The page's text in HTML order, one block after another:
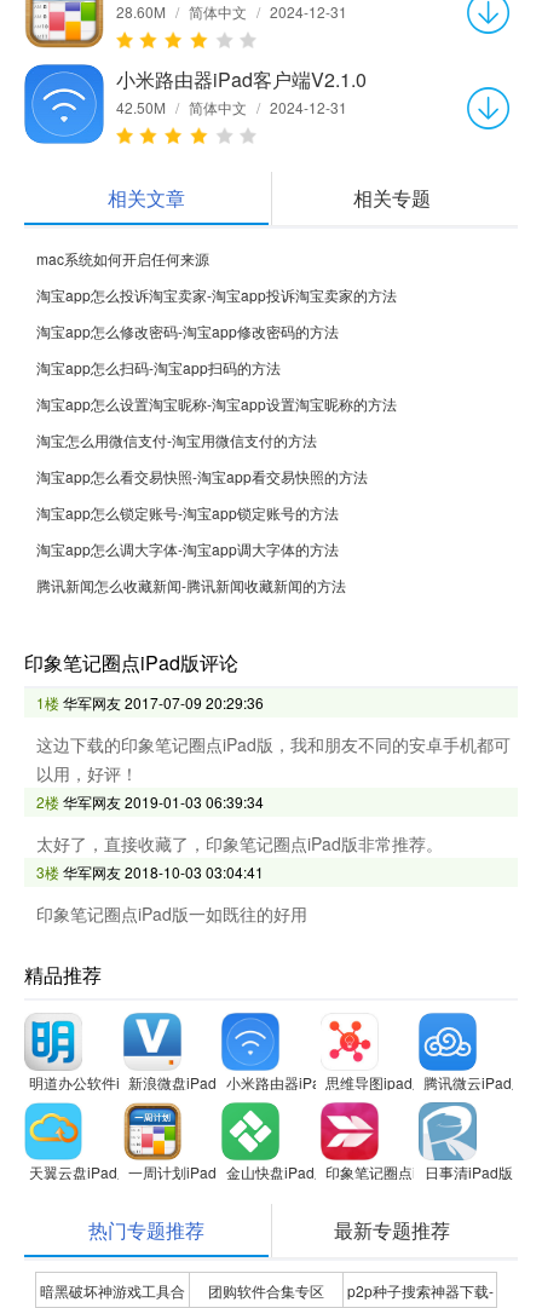
28.60M / 简体中文 / 2024-12-31
小米路由器iPad客户端V2.1.0
42.50M / 简体中文 / 2024-12-31
相关文章 相关专题
mac系统如何开启任何来源
淘宝app怎么投诉淘宝卖家-淘宝app投诉淘宝卖家的方法
淘宝app怎么修改密码-淘宝app修改密码的方法
淘宝app怎么扫码-淘宝app扫码的方法
淘宝app怎么设置淘宝昵称-淘宝app设置淘宝昵称的方法
淘宝怎么用微信支付-淘宝用微信支付的方法
淘宝app怎么看交易快照-淘宝app看交易快照的方法
淘宝app怎么锁定账号-淘宝app锁定账号的方法
淘宝app怎么调大字体-淘宝app调大字体的方法
腾讯新闻怎么收藏新闻-腾讯新闻收藏新闻的方法
印象笔记圈点iPad版评论
1楼华军网友2017-07-09 20:29:36
这边下载的印象笔记圈点iPad版，我和朋友不同的安卓手机都可
以用，好评！
2楼华军网友2019-01-03 06:39:34
太好了，直接收藏了，印象笔记圈点iPad版非常推荐。
3楼华军网友2018-10-03 03:04:41
印象笔记圈点iPad版一如既往的好用
精品推荐
明道办公软件ipad版新浪微盘iPad版小米路由器iPad客户端思维导图ipad版腾讯微云iPad版
天翼云盘iPad版一周计划iPad版金山快盘iPad版印象笔记圈点iPad版日事清iPad版
热门专题推荐 最新专题推荐
暗黑破坏神游戏工具合 团购软件合集专区 p2p种子搜索神器下载-